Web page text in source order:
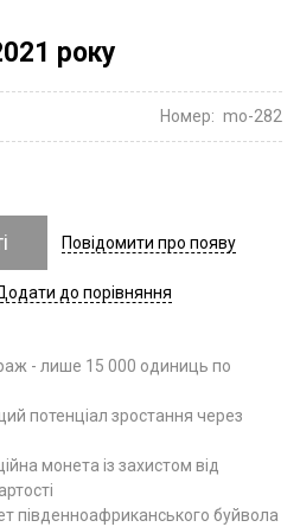
року
Номер: mo-282
Повідомити про появу
до порівняння
- лише 15 000 одиниць по
потенціал зростання через
монета із захистом від
південноафриканського буйвола